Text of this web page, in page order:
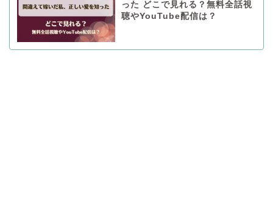
った どこで見れる？無料全話視
聴やYouTube配信は？